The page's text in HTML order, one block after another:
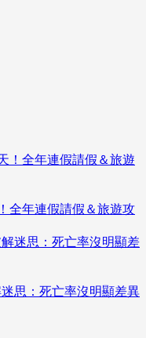
全年連假請假＆旅遊攻
思：死亡率沒明顯差異